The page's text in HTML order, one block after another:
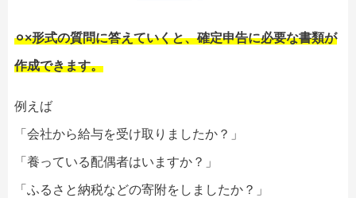
⚪︎×形式の質問に答えていくと、確定申告に必要な書類が
作成できます。
例えば
「会社から給与を受け取りましたか？」
「養っている配偶者はいますか？」
「ふるさと納税などの寄附をしましたか？」